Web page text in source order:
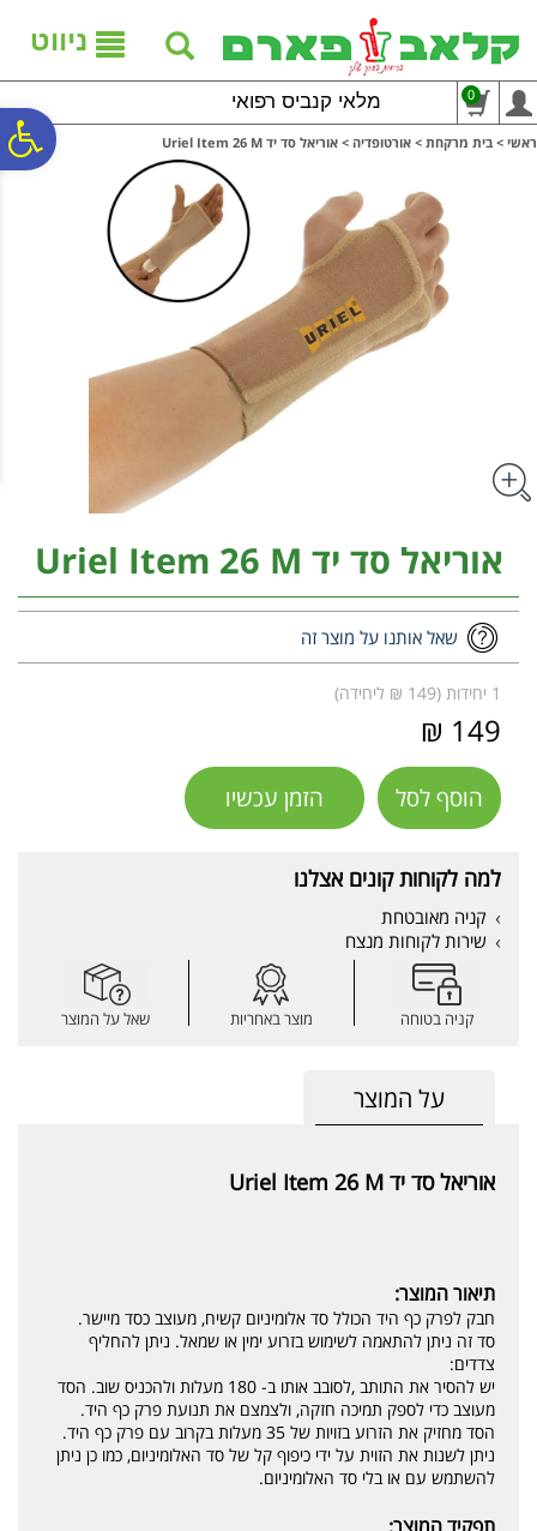
נגישות
אתר
המרכזי
ניווט
מלאי קנביס רפואי 0
ראשי > בית מרקחת > אורטופדיה > אוריאל סד יד Uriel Item 26 M
אוריאל סד יד Uriel Item 26 M
שאל אותנו על מוצר זה
1 יחידות (149 ₪ ליחידה)
149 ₪
הוסף לסל הזמן עכשיו
למה לקוחות קונים אצלנו
קניה מאובטחת
שירות לקוחות מנצח
קניה בטוחה מוצר באחריות שאל על המוצר
על המוצר
אוריאל סד יד Uriel Item 26 M
תיאור המוצר:
חבק לפרק כף היד הכולל סד אלומיניום קשיח, מעוצב כסד מיישר.
סד זה ניתן להתאמה לשימוש בזרוע ימין או שמאל. ניתן להחליף
צדדים:
יש להסיר את התותב ,לסובב אותו ב- 180 מעלות ולהכניס שוב. הסד
מעוצב כדי לספק תמיכה חזקה, ולצמצם את תנועת פרק כף היד.
הסד מחזיק את הזרוע בזויות של 35 מעלות בקרוב עם פרק כף היד.
ניתן לשנות את הזוית על ידי כיפוף קל של סד האלומיניום, כמו כן ניתן
להשתמש עם או בלי סד האלומיניום.
תפקיד המוצר: